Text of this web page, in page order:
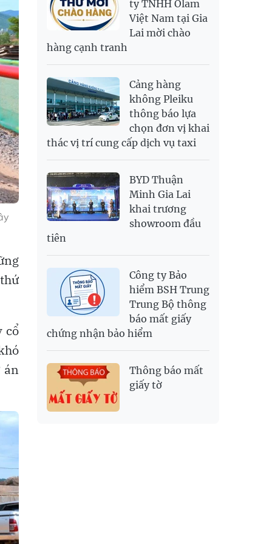
cổ
án
SAR
6,945.42
7,244.36
2,702.79
2,817.41
SGD
USD
26,000 26,030 26,410
ty TNHH Olam
Việt Nam tại Gia
Lai mời chào
hàng cạnh tranh
Cảng hàng
không Pleiku
thông báo lựa
chọn đơn vị khai
thác vị trí cung cấp dịch vụ taxi
BYD Thuận
Minh Gia Lai
khai trương
showroom đầu
tiên
Công ty Bảo
hiểm BSH Trung
Trung Bộ thông
báo mất giấy
chứng nhận bảo hiểm
Thông báo mất
giấy tờ